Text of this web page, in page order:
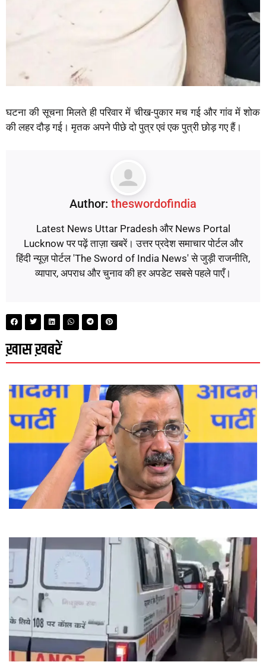
घटना की सूचना मिलते ही परिवार में चीख-पुकार मच गई और गांव में शोक
की लहर दौड़ गई। मृतक अपने पीछे दो पुत्र एवं एक पुत्री छोड़ गए हैं।
Author: theswordofindia
Latest News Uttar Pradesh और News Portal
Lucknow पर पढ़ें ताज़ा खबरें। उत्तर प्रदेश समाचार पोर्टल और
हिंदी न्यूज़ पोर्टल 'The Sword of India News' से जुड़ी राजनीति,
व्यापार, अपराध और चुनाव की हर अपडेट सबसे पहले पाएँ।
ख़ास ख़बरें